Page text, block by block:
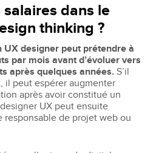
dans le
thinking ?
UX designer peut prétendre à
par mois avant d’évoluer vers
après quelques années. S’il
il peut espérer augmenter
après avoir constitué un
UX peut ensuite
responsable de projet web ou